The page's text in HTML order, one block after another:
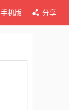
手机版 分享